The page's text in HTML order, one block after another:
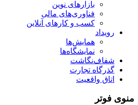
بازارهای نوین
فناوری‌های مالی
کسب و کارهای آنلاین
رویداد
همایش‌ها
نمایشگاه‌ها
شفاف‌نگاشت
گذرگاه تجارت
اتاق واقعیت
منوی فوتر